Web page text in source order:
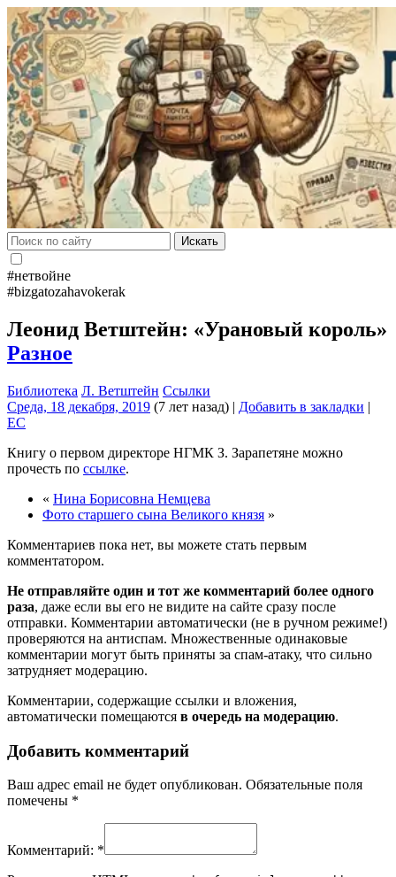
Искать
#нетвойне
#bizgatozahavokerak
Леонид Ветштейн: «Урановый король»
Разное
Библиотека Л. Ветштейн Ссылки
Среда, 18 декабря, 2019 (7 лет назад) | Добавить в закладки |
EC
Книгу о первом директоре НГМК З. Зарапетяне можно
прочесть по ссылке.
« Нина Борисовна Немцева
Фото старшего сына Великого князя »
Комментариев пока нет, вы можете стать первым
комментатором.
Не отправляйте один и тот же комментарий более одного
раза, даже если вы его не видите на сайте сразу после
отправки. Комментарии автоматически (не в ручном режиме!)
проверяются на антиспам. Множественные одинаковые
комментарии могут быть приняты за спам-атаку, что сильно
затрудняет модерацию.
Комментарии, содержащие ссылки и вложения,
автоматически помещаются в очередь на модерацию.
Добавить комментарий
Ваш адрес email не будет опубликован. Обязательные поля
помечены *
Комментарий: *